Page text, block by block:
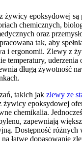
z żywicy epoksydowej są
chemicznych,
oraz
tak, aby
i ergonomii. Zlewy z
temperatury, uderzenia
długą żywotność
takich jak zlewy ze
żywicy epoksydowej
chemikalia.
zapewniają
Dostępność różnych
łatwe dopasowanie